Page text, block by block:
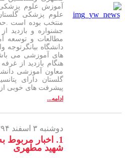
آموزش علوم پزشکی
علوم پزشکی گلستان
منتخب بوده است
جشنواره و بازدید
مطالعات و توسعه
دانشگاه بیانگرتوجه
های آموزشی می
هنگام بازدید از
معاون آموزشی
گلستان دارای
پیشرفت های خوبی از
ادامه...
دوشنبه ۳ اسفند ۱۳۹۴ -
1. اخبار مربوط
شهید مطهری